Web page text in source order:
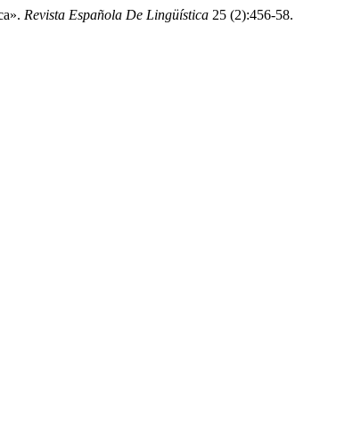
Revista Española De Lingüística 25 (2):456-58.